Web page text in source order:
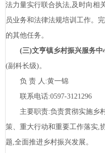
法力量实行联合执法,及时向相
员业务和法律法规培训工作。
的其他任务。
(三)文亨镇乡村振兴服务中
(副科长级)。
负 责 人:黄一锦
联系电话:0597-3121296
主要职责:负责贯彻实施乡村
策、重大行动和重要工作落实,
题,全面推进乡村振兴发展。